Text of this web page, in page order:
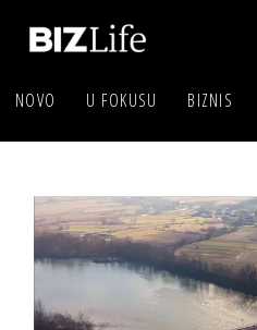
NOVO U FOKUSU BIZNIS